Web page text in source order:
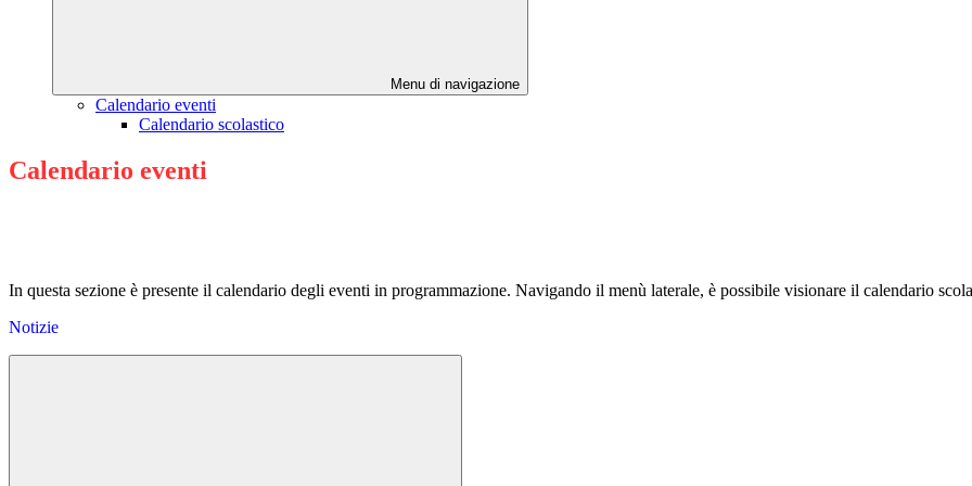
Menu di navigazione
Calendario eventi
Calendario scolastico
Calendario eventi
In questa sezione è presente il calendario degli eventi in programmazione. Navigando il menù laterale, è possibile visionare il calendario
Notizie